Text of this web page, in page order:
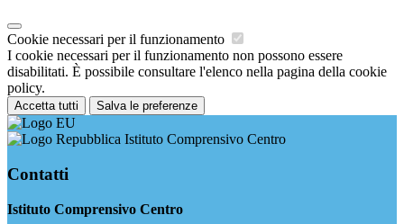
Cookie necessari per il funzionamento
I cookie necessari per il funzionamento non possono essere
disabilitati. È possibile consultare l'elenco nella pagina della cookie
policy.
Accetta tutti Salva le preferenze
Istituto Comprensivo Centro
Contatti
Istituto Comprensivo Centro